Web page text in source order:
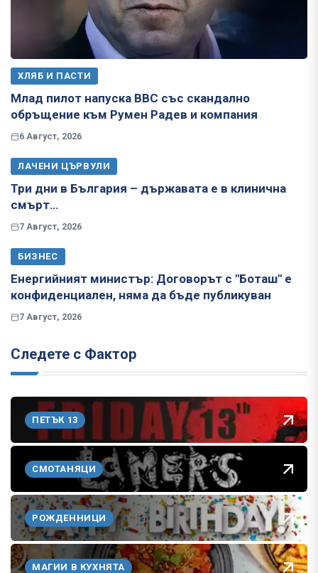
ХЛЯБ И ПАСТИ
Млад пилот напуска ВВС със скандално
обръщение към Румен Радев и компания
6 Август, 2026
ЛАЧЕНИ ЦЪРВУЛИ
Три дни в България – държавата е в клинична
смърт…
7 Август, 2026
БИЗНЕС
Енергийният министър: Договорът с "Боташ" е
конфиденциален, няма да бъде публикуван
7 Август, 2026
Следете с Фактор
ПЕТЪК 13
СМОТАНЯЦИ
РОЖДЕННИЦИ
МАГИИ В КУХНЯТА